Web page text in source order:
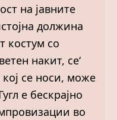
на јавните
должина
костум со
накит, се‘
се носи, може
е бескрајно
во